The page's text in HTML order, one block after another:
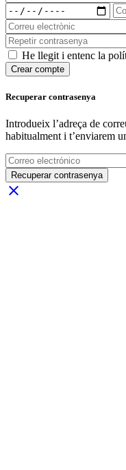
He llegit i entenc la
Crear compte
Recuperar contrasenya
Introdueix l’adreça de
habitualment i t’enviarem
Recuperar contrasenya
close